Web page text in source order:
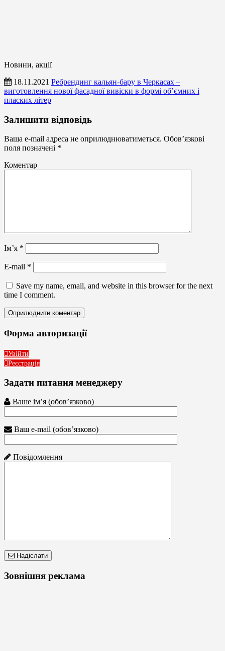
Новини, акції
18.11.2021 Ребрендинг кальян-бару в Черкасах –
виготовлення нової фасадної вивіски в формі об’ємних і
пласких літер
Статті
Залишити відповідь
Ваша e-mail адреса не оприлюднюватиметься. Обов’язкові
поля позначені *
Коментар
Ім’я *
E-mail *
Save my name, email, and website in this browser for the next
time I comment.
Форма авторизації
Увійти
Реєстрація
Задати питання менеджеру
Ваше ім’я (обов’язково)
Ваш e-mail (обов’язково)
Повідомлення
Надіслати
Зовнішня реклама